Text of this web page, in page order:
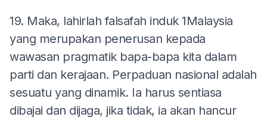
19. Maka, lahirlah falsafah induk 1Malaysia
yang merupakan penerusan kepada
wawasan pragmatik bapa-bapa kita dalam
parti dan kerajaan. Perpaduan nasional adalah
sesuatu yang dinamik. Ia harus sentiasa
dibajai dan dijaga, jika tidak, ia akan hancur